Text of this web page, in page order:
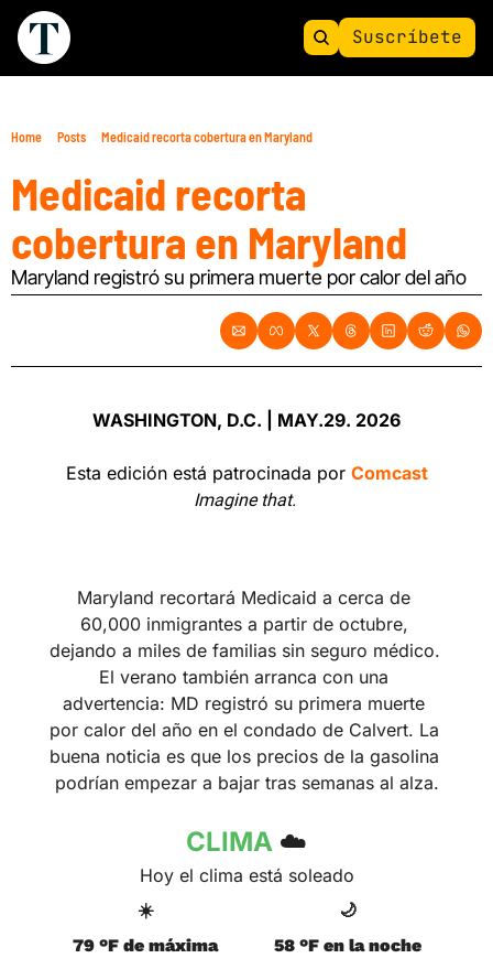
Suscríbete
Home Posts Medicaid recorta cobertura en Maryland
Medicaid recorta
cobertura en Maryland
Maryland registró su primera muerte por calor del año
WASHINGTON, D.C. | MAY.29. 2026
Esta edición está patrocinada por Comcast
Imagine that.
Maryland recortará Medicaid a cerca de
60,000 inmigrantes a partir de octubre,
dejando a miles de familias sin seguro médico.
El verano también arranca con una
advertencia: MD registró su primera muerte
por calor del año en el condado de Calvert. La
buena noticia es que los precios de la gasolina
podrían empezar a bajar tras semanas al alza.
CLIMA ☁️
Hoy el clima está soleado
☀️
79 °F de máxima
🌙
58 °F en la noche